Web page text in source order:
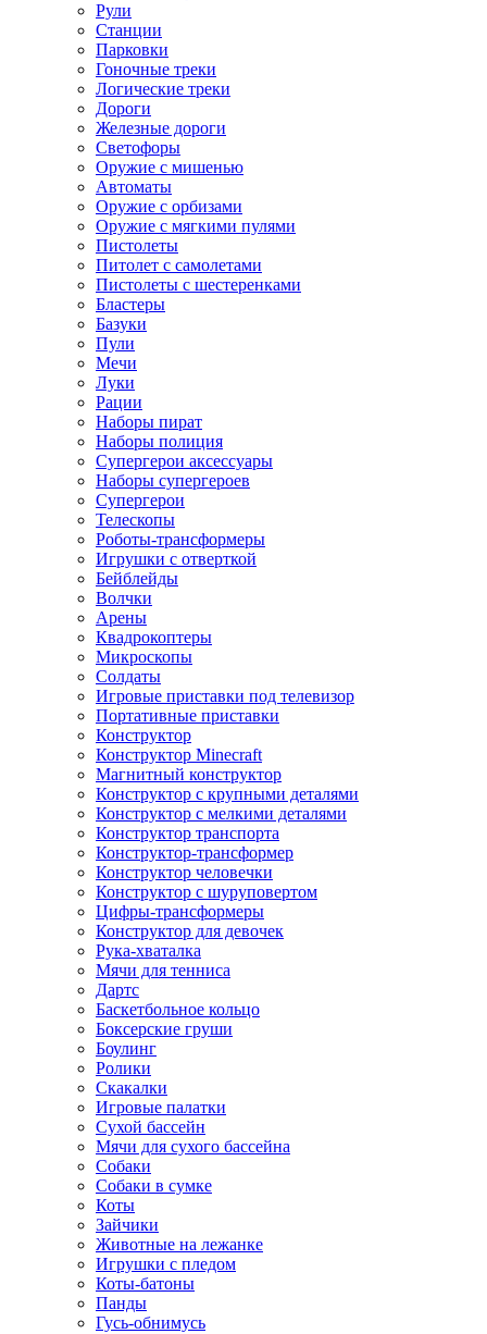
Рули
Станции
Парковки
Гоночные треки
Логические треки
Дороги
Железные дороги
Светофоры
Оружие с мишенью
Автоматы
Оружие с орбизами
Оружие с мягкими пулями
Пистолеты
Питолет с самолетами
Пистолеты с шестеренками
Бластеры
Базуки
Пули
Мечи
Луки
Рации
Наборы пират
Наборы полиция
Супергерои аксессуары
Наборы супергероев
Супергерои
Телескопы
Роботы-трансформеры
Игрушки с отверткой
Бейблейды
Волчки
Арены
Квадрокоптеры
Микроскопы
Солдаты
Игровые приставки под телевизор
Портативные приставки
Конструктор
Конструктор Minecraft
Магнитный конструктор
Конструктор с крупными деталями
Конструктор с мелкими деталями
Конструктор транспорта
Конструктор-трансформер
Конструктор человечки
Конструктор с шуруповертом
Цифры-трансформеры
Конструктор для девочек
Рука-хваталка
Мячи для тенниса
Дартс
Баскетбольное кольцо
Боксерские груши
Боулинг
Ролики
Скакалки
Игровые палатки
Сухой бассейн
Мячи для сухого бассейна
Собаки
Собаки в сумке
Коты
Зайчики
Животные на лежанке
Игрушки с пледом
Коты-батоны
Панды
Гусь-обнимусь